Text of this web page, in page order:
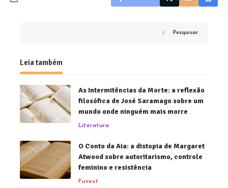
Pesquisar
Leia também
As Intermitências da Morte: a reflexão
filosófica de José Saramago sobre um
mundo onde ninguém mais morre
Literatura
O Conto da Aia: a distopia de Margaret
Atwood sobre autoritarismo, controle
feminino e resistência
Fuvest